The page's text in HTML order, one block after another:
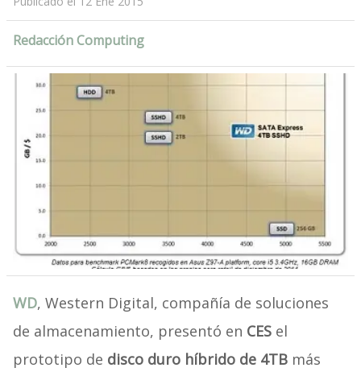
Redacción Computing
WD, Western Digital, compañía de soluciones
de almacenamiento, presentó en CES el
prototipo de disco duro híbrido de 4TBmás